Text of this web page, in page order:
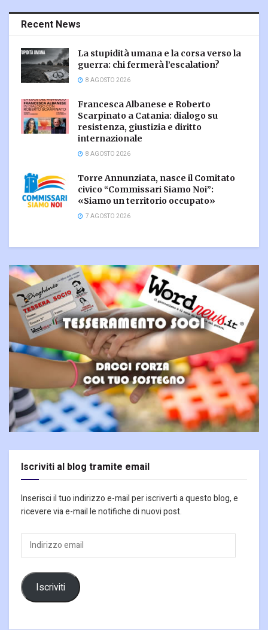
Recent News
La stupidità umana e la corsa verso la
guerra: chi fermerà l’escalation?
8 AGOSTO 2026
Francesca Albanese e Roberto
Scarpinato a Catania: dialogo su
resistenza, giustizia e diritto
internazionale
8 AGOSTO 2026
Torre Annunziata, nasce il Comitato
civico “Commissari Siamo Noi”:
«Siamo un territorio occupato»
7 AGOSTO 2026
Iscriviti al blog tramite email
Inserisci il tuo indirizzo e-mail per iscriverti a questo blog, e
ricevere via e-mail le notifiche di nuovi post.
Indirizzo
email
Iscriviti